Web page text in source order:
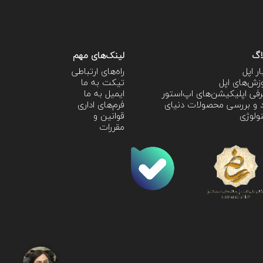
اپل
اپل
اپلیکیشن‌های اپ‌استور
و بررسی محصولات دنیای
لینک‌های مهم
راه‌های ارتباطی
تیکت به ما
ایمیل به ما
فرم‌های اداری
قوانین و
مقررات